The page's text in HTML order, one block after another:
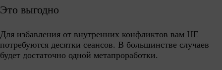
Это выгодно
Для избавления от внутренних конфликтов вам НЕ
потребуются десятки сеансов. В большинстве случаев
будет достаточно одной метапроработки.